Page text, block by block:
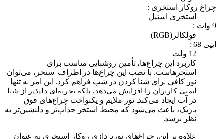
چراغ روکار استخری :
استخری استیل
9 وات :
فولکالر(RGB)
ایپی 68 :
12 ولت
کاربرد این چراغ‌ها، تأمین روشنایی مناسب برای
استخرهاست. با نصب این چراغ‌ها در اطراف استخر، می‌توان
نور کافی برای شنا کردن در شب فراهم کرد. این امر نه تنها
ایمنی کاربران را افزایش می‌دهد، بلکه تجربه‌ای دلپذیر از شنا
در آب ایجاد می‌کند. نور ملایم و یکنواخت چراغ‌های فوق
باریک، باعث می‌شود که محیط استخر جذاب‌تر و دلنشین‌تر به
نظر برسد.
علاوه بر این، چراغ‌های نورپردازی روکار استخری به عنوان